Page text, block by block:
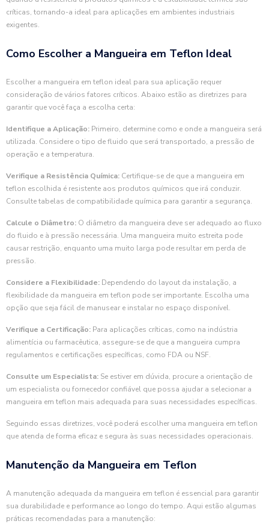
críticas, tornando-a ideal para aplicações em ambientes industriais
exigentes.
Como Escolher a Mangueira em Teflon Ideal
Escolher a mangueira em teflon ideal para sua aplicação requer
consideração de vários fatores críticos. Abaixo estão as diretrizes para
garantir que você faça a escolha certa:
Identifique a Aplicação: Primeiro, determine como e onde a mangueira será
utilizada. Considere o tipo de fluido que será transportado, a pressão de
operação e a temperatura.
Verifique a Resistência Química: Certifique-se de que a mangueira em
teflon escolhida é resistente aos produtos químicos que irá conduzir.
Consulte tabelas de compatibilidade química para garantir a segurança.
Calcule o Diâmetro: O diâmetro da mangueira deve ser adequado ao fluxo
do fluido e à pressão necessária. Uma mangueira muito estreita pode
causar restrição, enquanto uma muito larga pode resultar em perda de
pressão.
Considere a Flexibilidade: Dependendo do layout da instalação, a
flexibilidade da mangueira em teflon pode ser importante. Escolha uma
opção que seja fácil de manusear e instalar no espaço disponível.
Verifique a Certificação: Para aplicações críticas, como na indústria
alimentícia ou farmacêutica, assegure-se de que a mangueira cumpra
regulamentos e certificações específicas, como FDA ou NSF.
Consulte um Especialista: Se estiver em dúvida, procure a orientação de
um especialista ou fornecedor confiável que possa ajudar a selecionar a
mangueira em teflon mais adequada para suas necessidades específicas.
Seguindo essas diretrizes, você poderá escolher uma mangueira em teflon
que atenda de forma eficaz e segura às suas necessidades operacionais.
Manutenção da Mangueira em Teflon
A manutenção adequada da mangueira em teflon é essencial para garantir
sua durabilidade e performance ao longo do tempo. Aqui estão algumas
práticas recomendadas para a manutenção: